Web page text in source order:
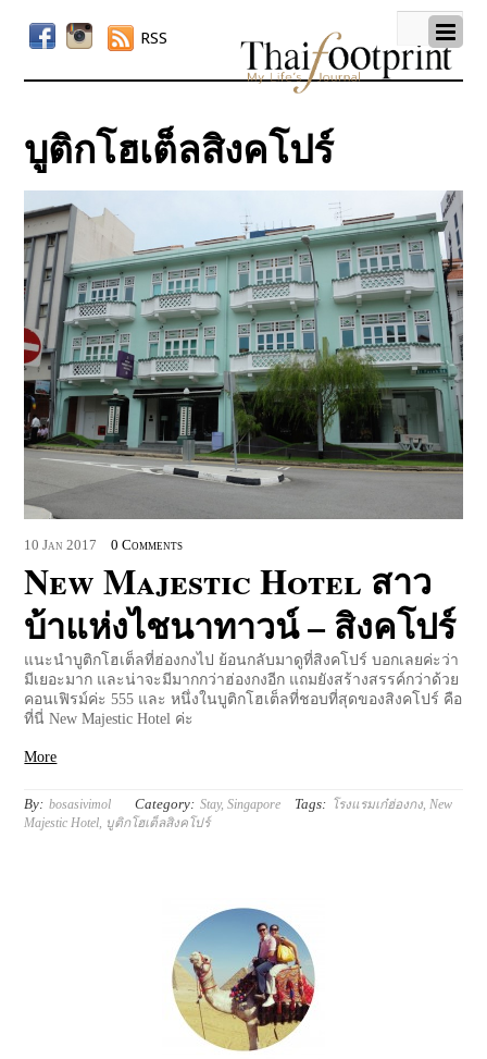
RSS
บูติกโฮเต็ลสิงคโปร์
10 Jan 2017 0 Comments
New Majestic Hotel สาว
บ้าแห่งไชนาทาวน์ – สิงคโปร์
แนะนำบูติกโฮเต็ลที่ฮ่องกงไป ย้อนกลับมาดูที่สิงคโปร์ บอกเลยค่ะว่า
มีเยอะมาก และน่าจะมีมากกว่าฮ่องกงอีก แถมยังสร้างสรรค์กว่าด้วย
คอนเฟิรม์ค่ะ 555 และ หนึ่งในบูติกโฮเต็ลที่ชอบที่สุดของสิงคโปร์ คือ
ที่นี่ New Majestic Hotel ค่ะ
More
By: bosasivimol Category: Stay,Singapore Tags: โรงแรมเก๋ฮ่องกง, New
Majestic Hotel บูติกโฮเต็ลสิงคโปร์